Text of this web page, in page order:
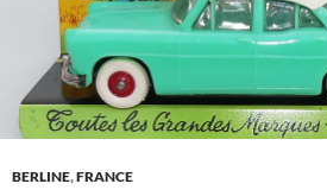
BERLINE,FRANCE